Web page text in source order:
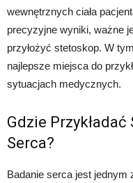
wewnętrznych ciała
precyzyjne wyniki, ważne
przyłożyć stetoskop. W
najlepsze miejsca do
sytuacjach medycznych.
Gdzie
Serca?
Badanie serca jest